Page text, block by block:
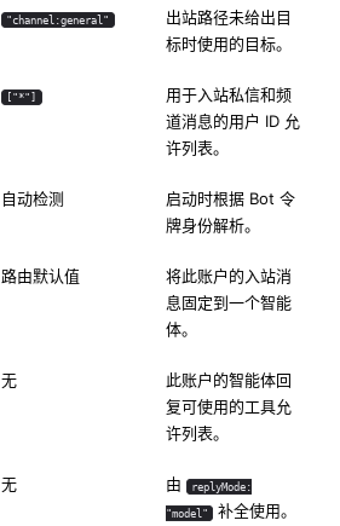
"channel:general"
出站路径未给出目
标时使用的目标。
["*"]
用于入站私信和频
道消息的用户 ID 允
许列表。
自动检测
启动时根据 Bot 令
牌身份解析。
路由默认值
将此账户的入站消
息固定到一个智能
体。
无
此账户的智能体回
复可使用的工具允
许列表。
无 由 replyMode:
"model" 补全使用。